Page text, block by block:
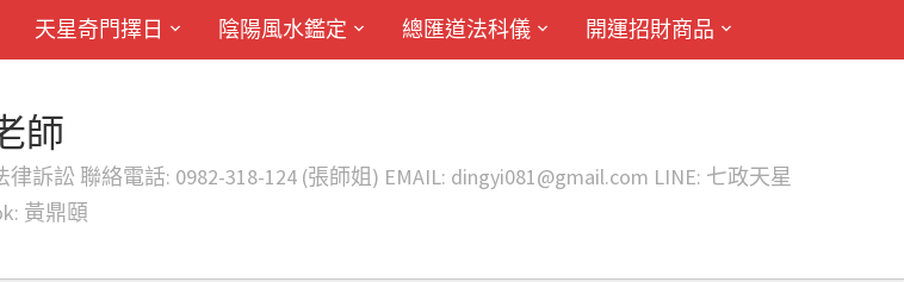
天星奇門擇日 陰陽風水鑑定 總匯道法科儀 開運招財商品
師
訟 聯絡電話: 0982-318-124 (張師姐) EMAIL: dingyi081@gmail.com LINE: 七政天星
黃鼎頤